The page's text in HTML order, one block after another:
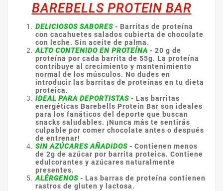
BAREBELLS PROTEIN BAR
DELICIOSOS SABORES - Barritas de proteína
con cacahuetes salados cubierta de chocolate
con leche. Sin aceite de palma.
ALTO CONTENIDO EN PROTEÍNA - 20 g de
proteína por cada barrita de 55g. La proteína
contribuye al crecimiento y mantenimiento
normal de los músculos. No dudes en
introducir las barritas de proteínas en tu dieta
proteica.
IDEAL PARA DEPORTISTAS - Las barritas
energéticas Barebells Protein Bar son ideales
para los fanáticos del deporte que buscan
snacks saludables. ¡Nunca más te sentirás
culpable por comer chocolate antes o después
de entrenar!
SIN AZÚCARES AÑADIDOS - Contienen menos
de 2g de azúcar por barrita proteica. Contiene
edulcorantes y azúcares naturalmente
presentes.
ALÉRGENOS - Las barras de proteína contienen
rastros de gluten y lactosa.